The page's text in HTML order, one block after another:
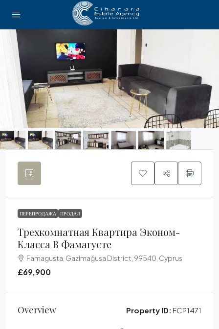
ПЕРЕПРОДАЖА ПРОДАЛ
Трехкомнатная Квартира Эконом-
Класса В Фамагусте
Famagusta, Gazimağusa District, 99540, Cyprus
£69,900
Overview Property ID: FCP1471